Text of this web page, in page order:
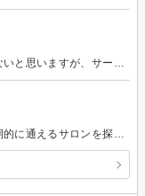
機械や施術内容は会社の固定なので、幾分仕方ないと思いますが、サービスとしてみるだけでもいまいちという印象でした。 事前電話でお伝えした部分のお願いや、当日カウンセリングシートに書いた注意点を全く反映されておらず、勧誘ばかりでした。コースも当日相談して決めるとお話していたが、相談もさせて貰えずしまい。 施術内容も具体的数字の効能説明ではなく、同じ情報の繰り返しで、このエステでなくても…という印象でした。
全身コースの体験をさせていただきました。定期的に通えるサロンを探していたので良かったです！